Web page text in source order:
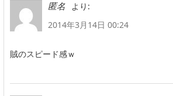
匿名
より:
2014年3月14日 00:24
賊のスピード感ｗ